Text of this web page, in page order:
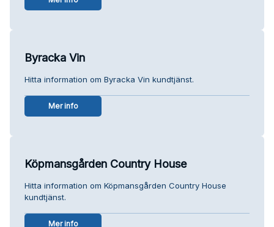
Byracka Vin
Hitta information om Byracka Vin kundtjänst.
Mer info
Köpmansgården Country House
Hitta information om Köpmansgården Country House
kundtjänst.
Mer info